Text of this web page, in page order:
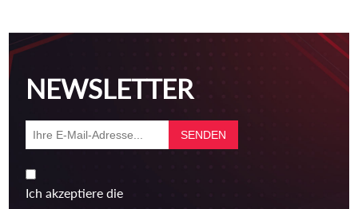
NEWSLETTER
Ich akzeptiere die